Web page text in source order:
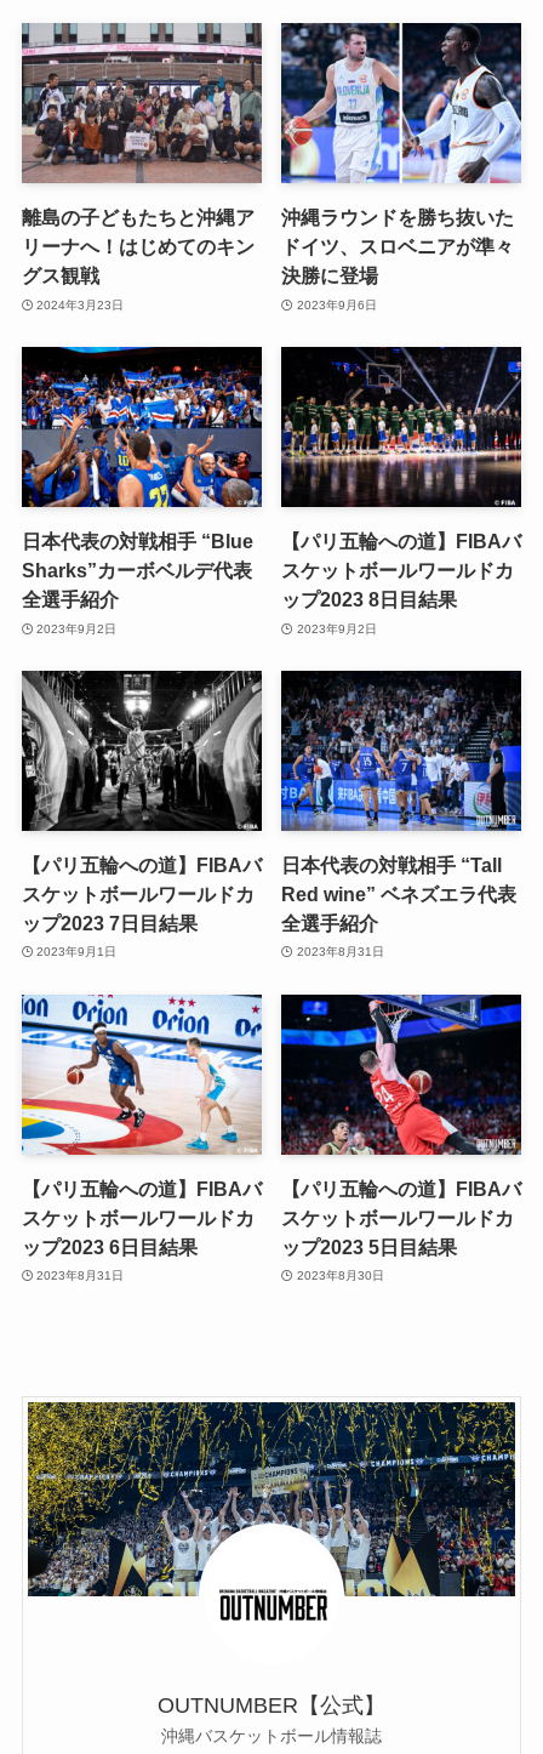
離島の子どもたちと沖縄ア
リーナへ！はじめてのキン
グス観戦
2024年3月23日
沖縄ラウンドを勝ち抜いた
ドイツ、スロベニアが準々
決勝に登場
2023年9月6日
日本代表の対戦相手 “Blue
Sharks”カーボベルデ代表
全選手紹介
2023年9月2日
【パリ五輪への道】FIBAバ
スケットボールワールドカ
ップ2023 8日目結果
2023年9月2日
【パリ五輪への道】FIBAバ
スケットボールワールドカ
ップ2023 7日目結果
2023年9月1日
日本代表の対戦相手 “Tall
Red wine” ベネズエラ代表
全選手紹介
2023年8月31日
【パリ五輪への道】FIBAバ
スケットボールワールドカ
ップ2023 6日目結果
2023年8月31日
【パリ五輪への道】FIBAバ
スケットボールワールドカ
ップ2023 5日目結果
2023年8月30日
OUTNUMBER【公式】
沖縄バスケットボール情報誌